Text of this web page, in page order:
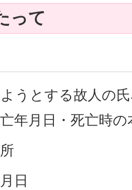
って
うとする故人の
年月日・死亡時
日